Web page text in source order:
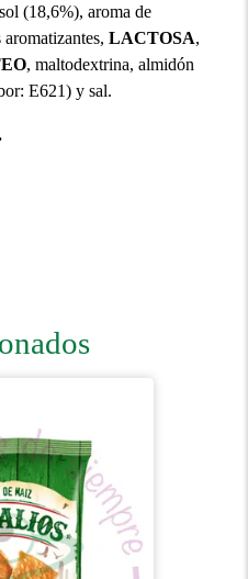
(18,6%), aroma de
aromatizantes, LACTOSA,
, maltodextrina, almidón
E621) y sal.